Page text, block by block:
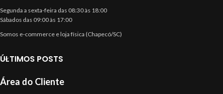
Segunda a sexta-feira das 08:30 às 18:00
Sábados das 09:00 às 17:00
Somos e-commerce e loja física (Chapecó/SC)
ÚLTIMOS POSTS
Área do Cliente